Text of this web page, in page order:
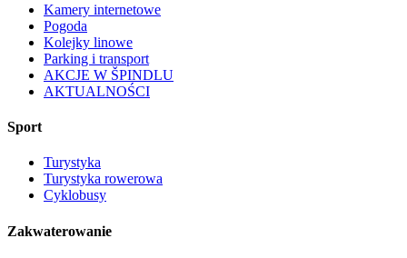
Kamery internetowe
Pogoda
Kolejky linowe
Parking i transport
AKCJE W ŠPINDLU
AKTUALNOŚCI
Sport
Turystyka
Turystyka rowerowa
Cyklobusy
Zakwaterowanie